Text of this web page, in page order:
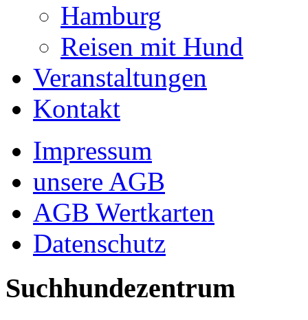
Hamburg
Reisen mit Hund
Veranstaltungen
Kontakt
Impressum
unsere AGB
AGB Wertkarten
Datenschutz
Suchhundezentrum